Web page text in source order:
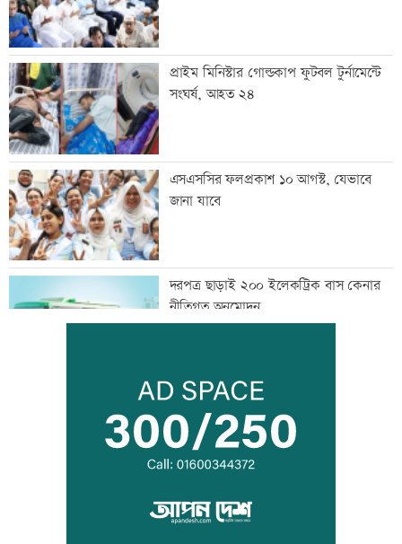
প্রাইম মিনিস্টার গোল্ডকাপ ফুটবল টুর্নামেন্টে
সংঘর্ষ, আহত ২৪
এসএসসির ফলপ্রকাশ ১০ আগস্ট, যেভাবে
জানা যাবে
দরপত্র ছাড়াই ২০০ ইলেকট্রিক বাস কেনার
নীতিগত অনুমোদন
তনু হত্যার আসামি সাবেক সেনাসদস্য
হাফিজুরকে আত্মসমর্পণের নির্দেশ
দুদকের মামলায় ঢাকা ব্যাংকের ৪ কর্মকর্তার
কারাদণ্ড